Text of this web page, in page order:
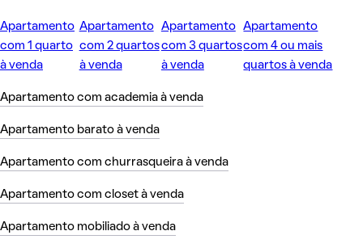
Apartamento
com 1 quarto
à venda
Apartamento
com 2 quartos
à venda
Apartamento
com 3 quartos
à venda
Apartamento
com 4 ou mais
quartos à venda
Apartamento com academia à venda
Apartamento barato à venda
Apartamento com churrasqueira à venda
Apartamento com closet à venda
Apartamento mobiliado à venda